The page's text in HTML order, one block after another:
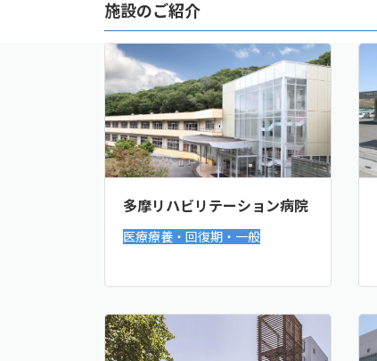
施設のご紹介
多摩リハビリテーション病院
医療療養・回復期・一般